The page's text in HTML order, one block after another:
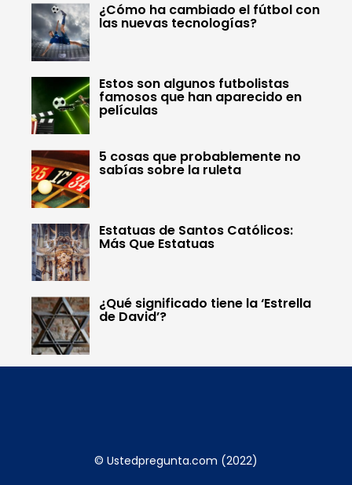
¿Cómo ha cambiado el fútbol con
las nuevas tecnologías?
Estos son algunos futbolistas
famosos que han aparecido en
películas
5 cosas que probablemente no
sabías sobre la ruleta
Estatuas de Santos Católicos:
Más Que Estatuas
¿Qué significado tiene la ‘Estrella
de David’?
© Ustedpregunta.com (2022)